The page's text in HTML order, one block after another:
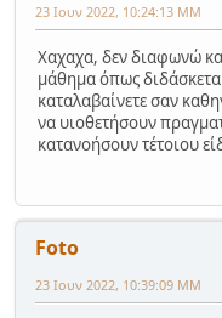
23 Ιουν 2022, 10:24:13 ΜΜ
Χαχαχα, δεν διαφωνώ
μάθημα όπως
καταλαβαίνετε σαν
να υιοθετήσουν
κατανοήσουν τέτοιου
Foto
23 Ιουν 2022, 10:39:09 ΜΜ